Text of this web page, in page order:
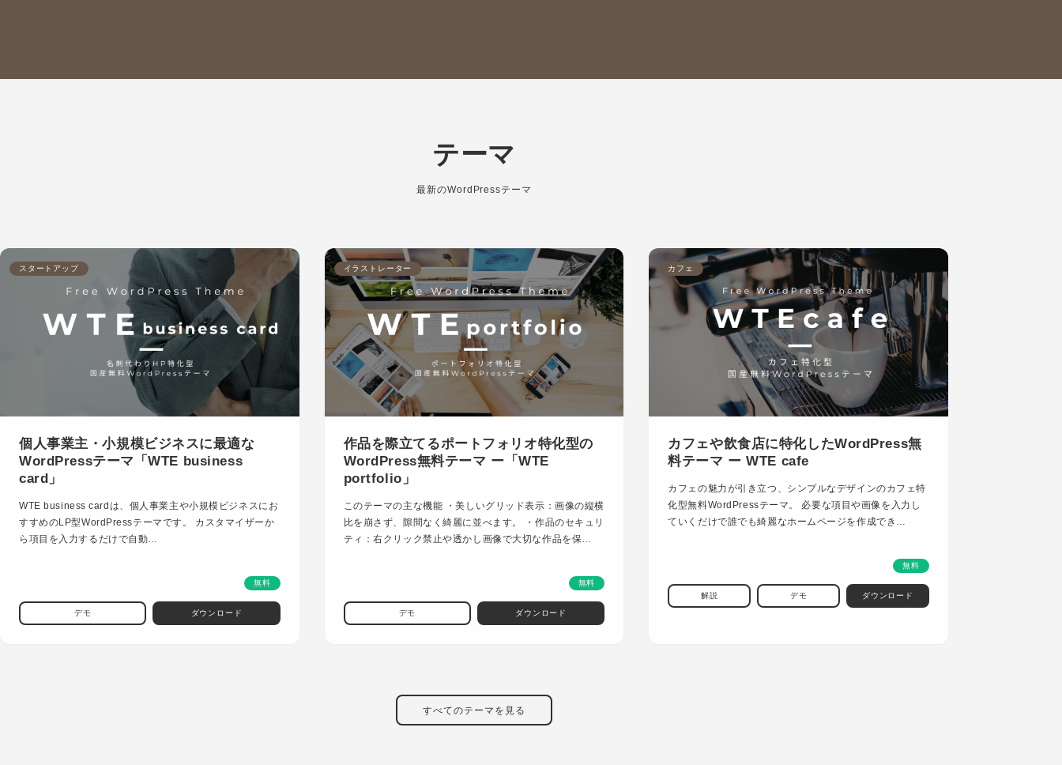
テーマ
最新のWordPressテーマ
スタートアップ
個人事業主・小規模ビジネスに最適な
WordPressテーマ「WTE business
card」
WTE business cardは、個人事業主や小規模ビジネスにお
すすめのLP型WordPressテーマです。 カスタマイザーか
ら項目を入力するだけで自動…
無料
デモ ダウンロード
イラストレーター
作品を際立てるポートフォリオ特化型の
WordPress無料テーマ ー「WTE
portfolio」
このテーマの主な機能 ・美しいグリッド表示：画像の縦横
比を崩さず、隙間なく綺麗に並べます。 ・作品のセキュリ
ティ：右クリック禁止や透かし画像で大切な作品を保…
無料
デモ ダウンロード
カフェ
カフェや飲食店に特化したWordPress無
料テーマ ー WTE cafe
カフェの魅力が引き立つ、シンプルなデザインのカフェ特
化型無料WordPressテーマ。 必要な項目や画像を入力し
ていくだけで誰でも綺麗なホームページを作成でき…
無料
解説 デモ ダウンロード
すべてのテーマを見る